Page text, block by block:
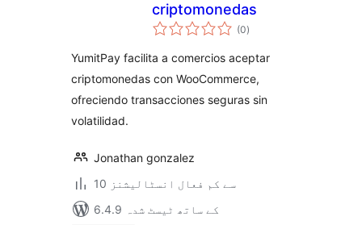
criptomonedas
(0مجموعی
درجہ
)
YumitPay facilita a comercios aceptar
criptomonedas con WooCommerce,
ofreciendo transacciones seguras sin
volatilidad.
Jonathan gonzalez
10 سے کم فعال انسٹالیشنز
6.4.9 کے ساتھ ٹیسٹ شدہ